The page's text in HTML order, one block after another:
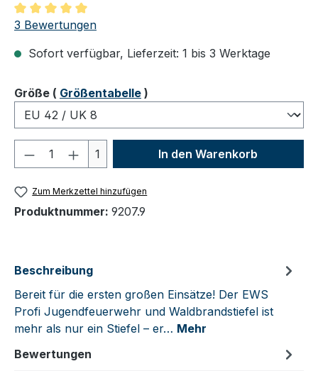
Durchschnittliche Bewertung von 5 von 5 Sternen
3 Bewertungen
Sofort verfügbar, Lieferzeit: 1 bis 3 Werktage
Größeauswählen
( Größentabelle )
Produkt Anzahl: Gib den
1 In den Warenkorb
Zum Merkzettel hinzufügen
Produktnummer: 9207.9
Beschreibung
Bereit für die ersten großen Einsätze! Der EWS
Profi Jugendfeuerwehr und Waldbrandstiefel ist
mehr als nur ein Stiefel – er… Mehr
Bewertungen